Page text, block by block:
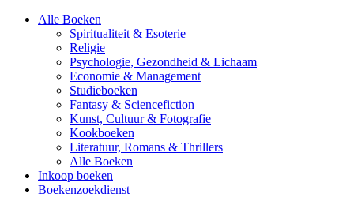
Alle Boeken
Spiritualiteit & Esoterie
Religie
Psychologie, Gezondheid & Lichaam
Economie & Management
Studieboeken
Fantasy & Sciencefiction
Kunst, Cultuur & Fotografie
Kookboeken
Literatuur, Romans & Thrillers
Alle Boeken
Inkoop boeken
Boekenzoekdienst